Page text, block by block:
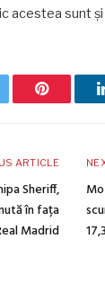
acestea sunt
Pinterest
ARTICLE
Sheriff,
în fața
Madrid